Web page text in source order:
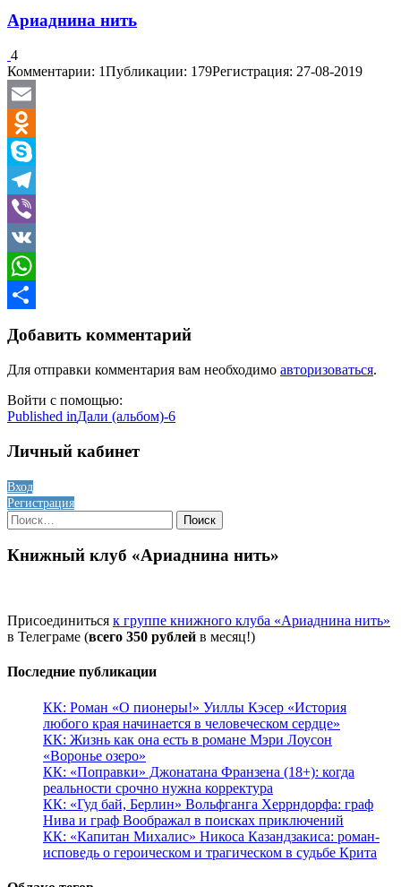
Ариаднина нить
4
Комментарии: 1Публикации: 179Регистрация: 27-08-2019
Email
Odnoklassniki
Skype
Telegram
Viber
VK
WhatsApp
Добавить комментарий
Для отправки комментария вам необходимо авторизоваться.
Войти с помощью:
Навигация
по
Published inДали (альбом)-6
Личный кабинет
Вход
Регистрация
Найти:
Книжный клуб «Ариаднина нить»
Присоединиться к группе книжного клуба «Ариаднина нить»
в Телеграме (всего 350 рублей в месяц!)
Последние публикации
КК: Роман «О пионеры!» Уиллы Кэсер «История
любого края начинается в человеческом сердце»
КК: Жизнь как она есть в романе Мэри Лоусон
«Воронье озеро»
КК: «Поправки» Джонатана Франзена (18+): когда
реальности срочно нужна корректура
КК: «Гуд бай, Берлин» Вольфганга Херрндорфа: граф
Нива и граф Воображал в поисках приключений
КК: «Капитан Михалис» Никоса Казандзакиса: роман-
исповедь о героическом и трагическом в судьбе Крита